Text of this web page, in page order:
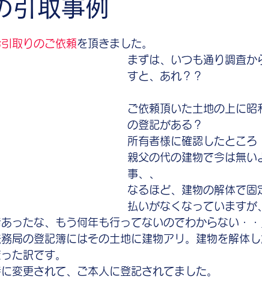
引取事例
取りのご依頼を頂きました。
まずは、いつも通り調査か
すと、あれ？？
ご依頼頂いた土地の上に
の登記がある？
所有者様に確認したところ
親父の代の建物で今は無い
事、、
なるほど、建物の解体で固
払いがなくなっていますが
あったな、もう何年も行ってないのでわからない・
局の登記簿にはその土地に建物アリ。建物を解体
た訳です。
変更されて、ご本人に登記されてました。